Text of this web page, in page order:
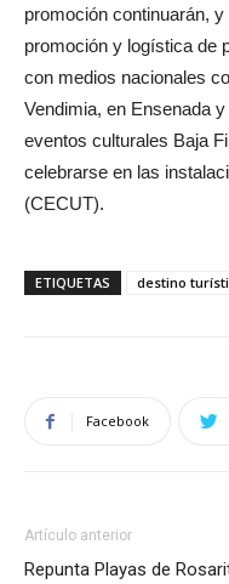
promoción continuarán,
promoción y logística de
con medios nacionales
Vendimia, en Ensenada
eventos culturales Baja
celebrarse en las
(CECUT).
ETIQUETAS destino
Facebook
Artículo anterior
Repunta Playas de